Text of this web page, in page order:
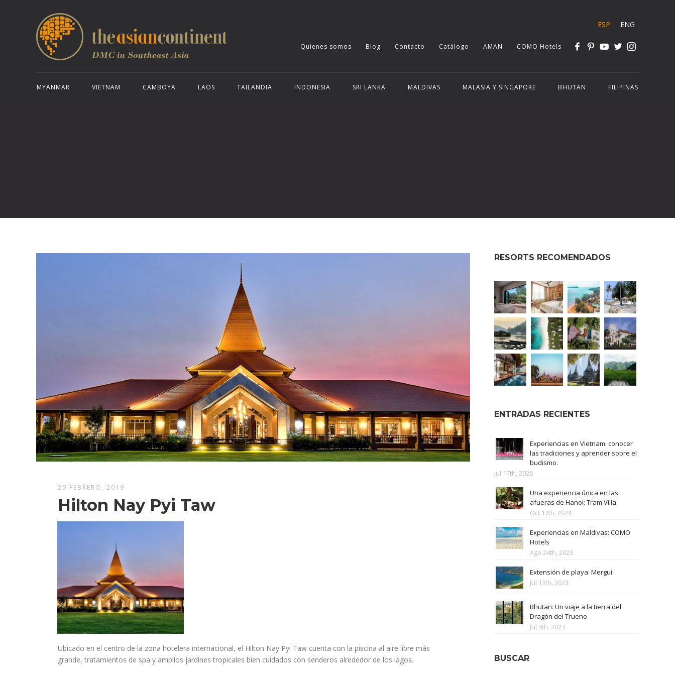
ESP ENG
Quienes somos Blog Contacto Catálogo AMAN COMO Hotels
MYANMAR VIETNAM CAMBOYA LAOS TAILANDIA INDONESIA SRI LANKA MALDIVAS MALASIA Y SINGAPORE BHUTAN FILIPINAS
20 FEBRERO, 2019
Hilton Nay Pyi Taw
Ubicado en el centro de la zona hotelera internacional, el Hilton Nay Pyi Taw cuenta con la piscina al aire libre más
grande, tratamientos de spa y amplios jardines tropicales bien cuidados con senderos alrededor de los lagos.
RESORTS RECOMENDADOS
ENTRADAS RECIENTES
Experiencias en Vietnam: conocer
las tradiciones y aprender sobre el
budismo.
Jul 17th, 2026
Una experiencia única en las
afueras de Hanoi: Tram Villa
Oct 17th, 2024
Experiencias en Maldivas: COMO
Hotels
Ago 24th, 2023
Extensión de playa: Mergui
Jul 13th, 2023
Bhutan: Un viaje a la tierra del
Dragón del Trueno
Jul 4th, 2023
BUSCAR